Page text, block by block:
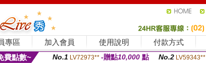
專區 加入會員 使用說明 付款方式
費點數~ No.1 LV72973** -贈點10,000 點 No.2 LV59343**